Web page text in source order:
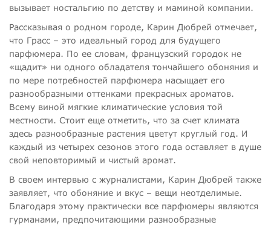
вызывает ностальгию по детству и маминой компании.
Рассказывая о родном городе, Карин Дюбрей отмечает,
что Грасс – это идеальный город для будущего
парфюмера. По ее словам, французский городок не
«щадит» ни одного обладателя тончайшего обоняния и
по мере потребностей парфюмера насыщает его
разнообразными оттенками прекрасных ароматов.
Всему виной мягкие климатические условия той
местности. Стоит еще отметить, что за счет климата
здесь разнообразные растения цветут круглый год. И
каждый из четырех сезонов этого года оставляет в душе
свой неповторимый и чистый аромат.
В своем интервью с журналистами, Карин Дюбрей также
заявляет, что обоняние и вкус – вещи неотделимые.
Благодаря этому практически все парфюмеры являются
гурманами, предпочитающими разнообразные